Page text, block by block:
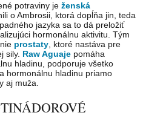
potraviny je ženská
o Ambrosii, ktorá dopĺňa jin, teda
jazyka sa to dá preložiť
hormonálnu aktivitu. Tým
prostaty , ktoré nastáva pre
sily. Raw Aguaje pomáha
hladinu, podporuje všetko
hormonálnu hladinu priamo
aj muža.